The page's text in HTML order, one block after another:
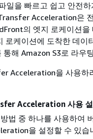
일을 빠르고 쉽고 안전
Acceleration은
의 엣지 로케이션을
로케이션에 도착한 데이
통해 Amazon S3로 라우
Acceleration을 사용하
Acceleration 사용
법 중 하나를 사용하여
을 설정할 수 있습